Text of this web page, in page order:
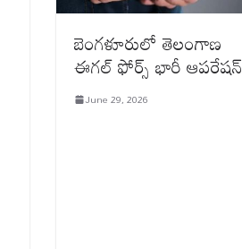
బెంగళూరులో తెలంగాణ
ఈగల్ ఫోర్స్ భారీ ఆపరేషన్
June 29, 2026